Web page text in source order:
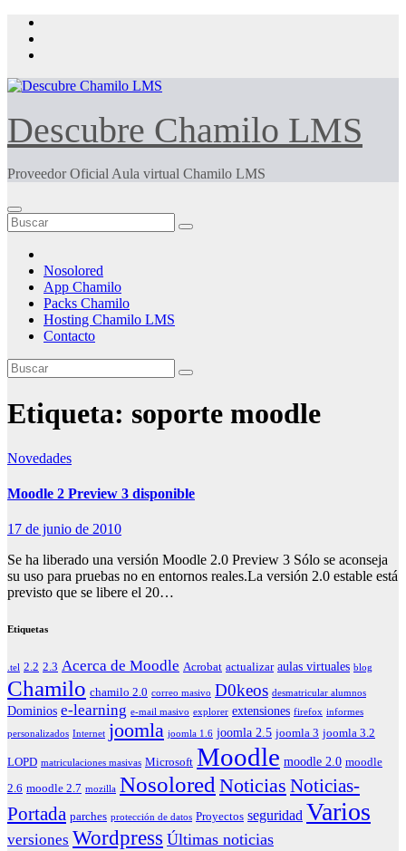
Saltar
contenido
Descubre Chamilo LMS
Proveedor Oficial Aula virtual Chamilo LMS
Nosolored
App Chamilo
Packs Chamilo
Hosting Chamilo LMS
Contacto
Etiqueta: soporte moodle
Novedades
Moodle 2 Preview 3 disponible
17 de junio de 2010
Se ha liberado una versión Moodle 2.0 Preview 3 Sólo se aconseja
su uso para pruebas no en entornos reales.La versión 2.0 estable está
previsto que se libere el 20…
Etiquetas
.tel 2.2 2.3 Acerca de Moodle Acrobat actualizar aulas virtuales blog
Chamilo chamilo 2.0 correo masivo D0keos desmatricular alumnos
Dominios e-learning e-mail masivo explorer extensiones firefox informes
personalizados Internet joomla joomla 1.6 joomla 2.5 joomla 3 joomla 3.2
LOPD matriculaciones masivas Microsoft Moodle moodle 2.0 moodle
2.6 moodle 2.7 mozilla Nosolored Noticias Noticias-
Portada parches protección de datos Proyectos seguridad Varios
versiones Wordpress Últimas noticias